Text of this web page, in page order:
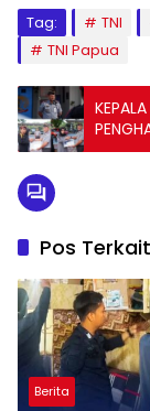
Tag: TNI
TNI Papua
DUA
Pos Terkait
Berita